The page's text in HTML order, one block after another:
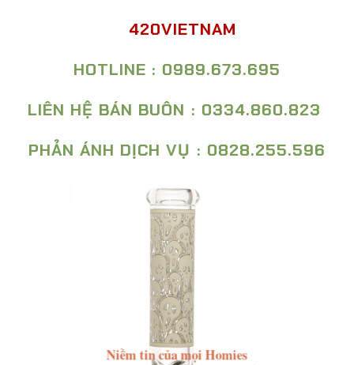
420VIETNAM
HOTLINE : 0989.673.695
LIÊN HỆ BÁN BUÔN : 0334.860.823
PHẢN ÁNH DỊCH VỤ : 0828.255.596
Niềm tin của mọi Homies